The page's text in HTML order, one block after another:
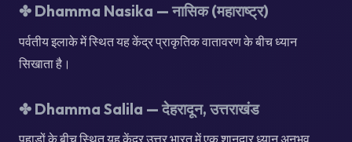
✤ Dhamma Nasika — नासिक (महाराष्ट्र)
पर्वतीय इलाके में स्थित यह केंद्र प्राकृतिक वातावरण के बीच ध्यान
सिखाता है।
✤ Dhamma Salila — देहरादून, उत्तराखंड